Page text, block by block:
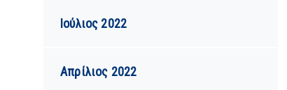
Ιούλιος 2022
Απρίλιος 2022